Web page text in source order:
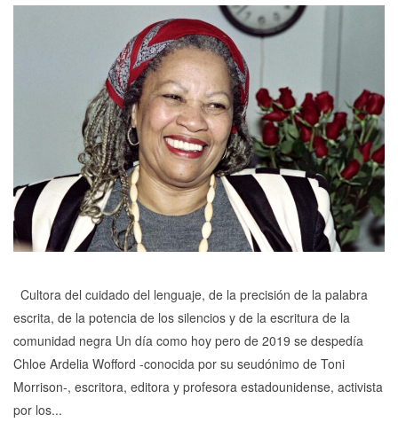
Cultora del cuidado del lenguaje, de la precisión de la palabra
escrita, de la potencia de los silencios y de la escritura de la
comunidad negra Un día como hoy pero de 2019 se despedía
Chloe Ardelia Wofford -conocida por su seudónimo de Toni
Morrison-, escritora, editora y profesora estadounidense, activista
por los...